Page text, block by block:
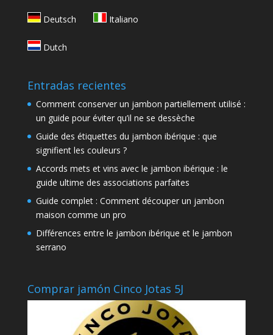
Deutsch Italiano
Dutch
Entradas recientes
Comment conserver un jambon partiellement utilisé :
un guide pour éviter qu’il ne se dessèche
Guide des étiquettes du jambon ibérique : que
signifient les couleurs ?
Accords mets et vins avec le jambon ibérique : le
guide ultime des associations parfaites
Guide complet : Comment découper un jambon
maison comme un pro
Différences entre le jambon ibérique et le jambon
serrano
Comprar jamón Cinco Jotas 5J